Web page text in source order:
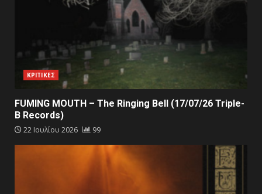
ΚΡΙΤΙΚΕΣ
FUMING MOUTH – The Ringing Bell (17/07/26 Triple-
B Records)
22 Ιουλίου 2026 99